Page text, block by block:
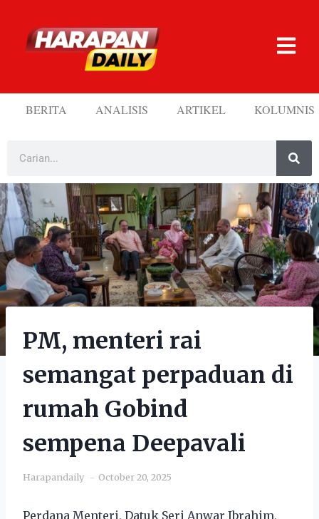
BERITA ANALISIS ARTIKEL KOLUMNIS
PM, menteri rai
semangat perpaduan di
rumah Gobind
sempena Deepavali
Harapandaily October 20, 2025
Perdana Menteri, Datuk Seri Anwar Ibrahim,